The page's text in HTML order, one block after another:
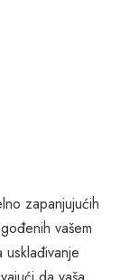
zapanjujućih
vašem